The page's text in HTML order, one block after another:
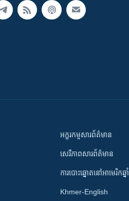
អក្ខរកម្មសារព័ត៌មាន
សេរីភាពសារព័ត៌មាន
ការបោះឆ្នោតនៅអាមេរិក
Khmer-English